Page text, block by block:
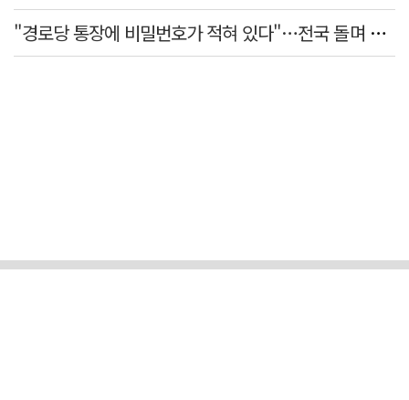
"경로당 통장에 비밀번호가 적혀 있다"…전국 돌며 경로당 13곳 턴 30대 구속